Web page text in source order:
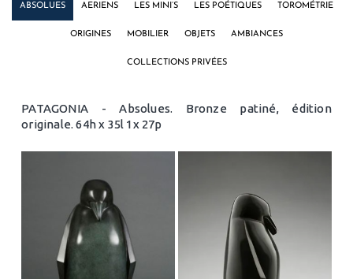
ABSOLUES AERIENS LES MINI’S LES POÉTIQUES TOROMÉTRIE
ORIGINES MOBILIER OBJETS AMBIANCES
COLLECTIONS PRIVÉES
PATAGONIA - Absolues. Bronze patiné, édition
originale. 64h x 35l 1x 27p